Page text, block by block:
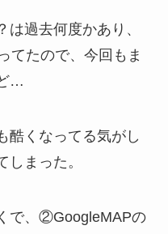
過去何度かあり、
てたので、今回もま
…
酷くなってる気がし
まった。
で、②GoogleMAPの